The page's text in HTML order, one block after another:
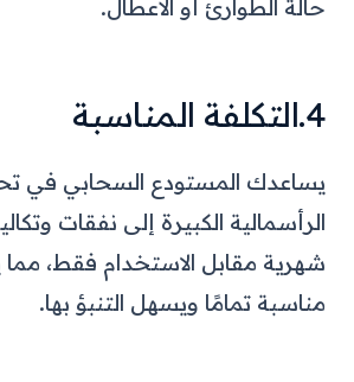
حالة الطوارئ أو الأعطال.
4.التكلفة المناسبة
يساعدك المستودع السحابي في
الرأسمالية الكبيرة إلى نفقات
شهرية مقابل الاستخدام فقط، مما
مناسبة تمامًا ويسهل التنبؤ بها.